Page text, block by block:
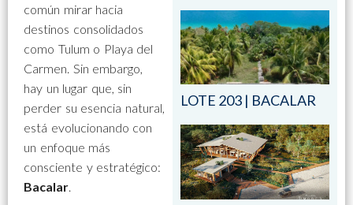
común mirar hacia
destinos consolidados
como Tulum o Playa del
Carmen. Sin embargo,
hay un lugar que, sin
perder su esencia natural,
está evolucionando con
un enfoque más
consciente y estratégico:
Bacalar.
LOTE 203 | BACALAR